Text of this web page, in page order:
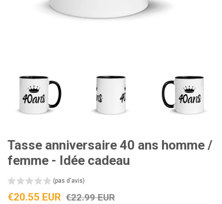
Tasse anniversaire 40 ans homme /
femme - Idée cadeau
(pas d'avis)
Prix
€20.55 EUR Prix
€22.99 EUR